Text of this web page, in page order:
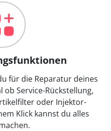
für die Reparatur deines
ob Service-Rückstellung,
oder Injektor-
Klick kannst du alles